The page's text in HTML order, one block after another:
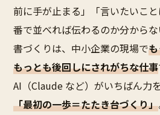
前に手が止まる」「言いたいこ
番で並べれば伝わるのか分から
書づくりは、中小企業の現場で
もっとも後回しにされがちな仕事
AI（Claude など）がいちばん力
「最初の一歩＝たたき台づくり」